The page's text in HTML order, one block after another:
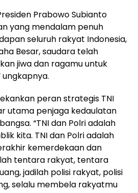
Prabowo Subianto
yang mendalam penuh
seluruh rakyat Indonesia,
Besar, saudara telah
jiwa dan ragamu untuk
ungkapnya.
peran strategis TNI
utama penjaga kedaulatan
“TNI dan Polri adalah
kita. TNI dan Polri adalah
kemerdekaan dan
tentara rakyat, tentara
jadilah polisi rakyat, polisi
selalu membela rakyatmu